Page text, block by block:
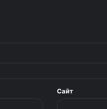
Сайт